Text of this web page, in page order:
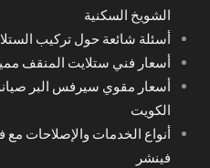
الشويخ السكنية
أسئلة شائعة حول تركيب
أسعار فني ستلايت المنقف
أسعار مقوي سيرفس البر
الكويت
أنواع الخدمات والإصلاحات
فينشر